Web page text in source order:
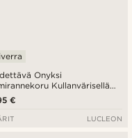
Onyksi
Kullanvärisellä
€
LUCLEON